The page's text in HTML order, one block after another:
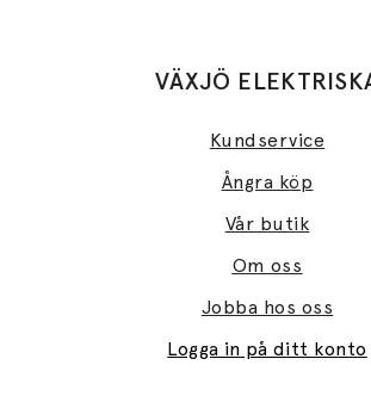
VÄXJÖ
Kundservice
Ångra köp
Vår butik
Om oss
Jobba hos oss
Logga in på ditt konto